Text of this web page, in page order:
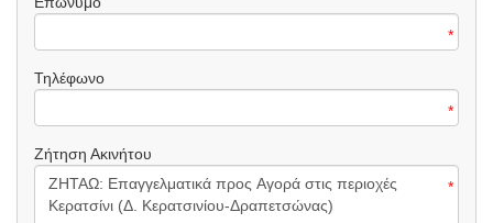
*
Τηλέφωνο
*
Ζήτηση Ακινήτου
*